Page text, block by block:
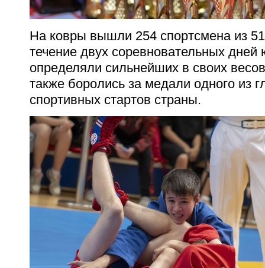
На ковры вышли 254 спортсмена из
течение двух соревновательных
определяли сильнейших в своих
также боролись за медали одного из
спортивных стартов страны.